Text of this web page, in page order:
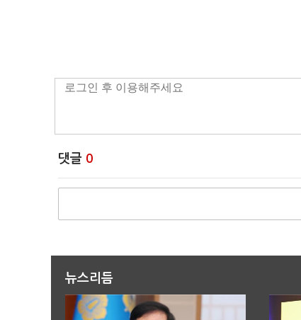
댓글 0
뉴스리듬